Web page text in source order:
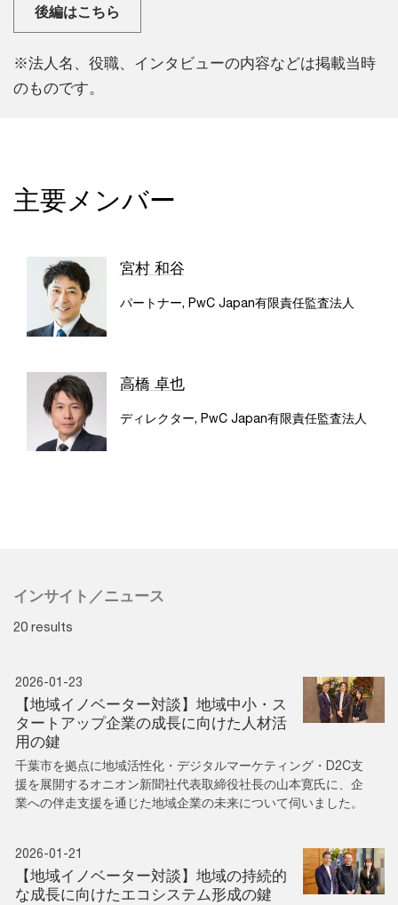
後編はこちら
※法人名、役職、インタビューの内容などは掲載当時
のものです。
主要メンバー
宮村 和谷
パートナー, PwC Japan有限責任監査法人
高橋 卓也
ディレクター, PwC Japan有限責任監査法人
インサイト／ニュース
20 results
2026-01-23
【地域イノベーター対談】地域中小・ス
タートアップ企業の成長に向けた人材活
用の鍵
千葉市を拠点に地域活性化・デジタルマーケティング・D2C支
援を展開するオニオン新聞社代表取締役社長の山本寛氏に、企
業への伴走支援を通じた地域企業の未来について伺いました。
2026-01-21
【地域イノベーター対談】地域の持続的
な成長に向けたエコシステム形成の鍵